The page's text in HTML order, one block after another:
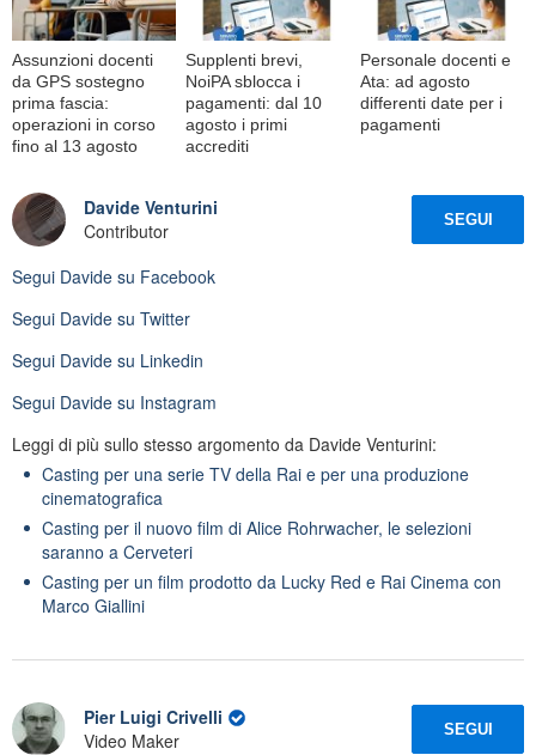
Assunzioni docenti
da GPS sostegno
prima fascia:
operazioni in corso
fino al 13 agosto
Supplenti brevi,
NoiPA sblocca i
pagamenti: dal 10
agosto i primi
accrediti
Personale docenti e
Ata: ad agosto
differenti date per i
pagamenti
Davide Venturini
Contributor
SEGUI
Segui Davide su Facebook
Segui Davide su Twitter
Segui Davide su Linkedin
Segui Davide su Instagram
Leggi di più sullo stesso argomento da Davide Venturini:
Casting per una serie TV della Rai e per una produzione
cinematografica
Casting per il nuovo film di Alice Rohrwacher, le selezioni
saranno a Cerveteri
Casting per un film prodotto da Lucky Red e Rai Cinema con
Marco Giallini
Pier Luigi Crivelli
Video Maker
SEGUI